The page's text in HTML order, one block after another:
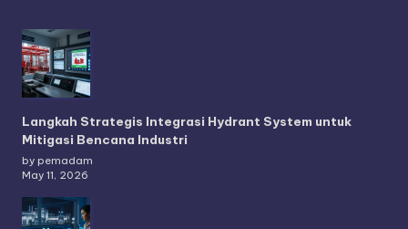
Langkah Strategis Integrasi Hydrant System untuk
Mitigasi Bencana Industri
by pemadam
May 11, 2026